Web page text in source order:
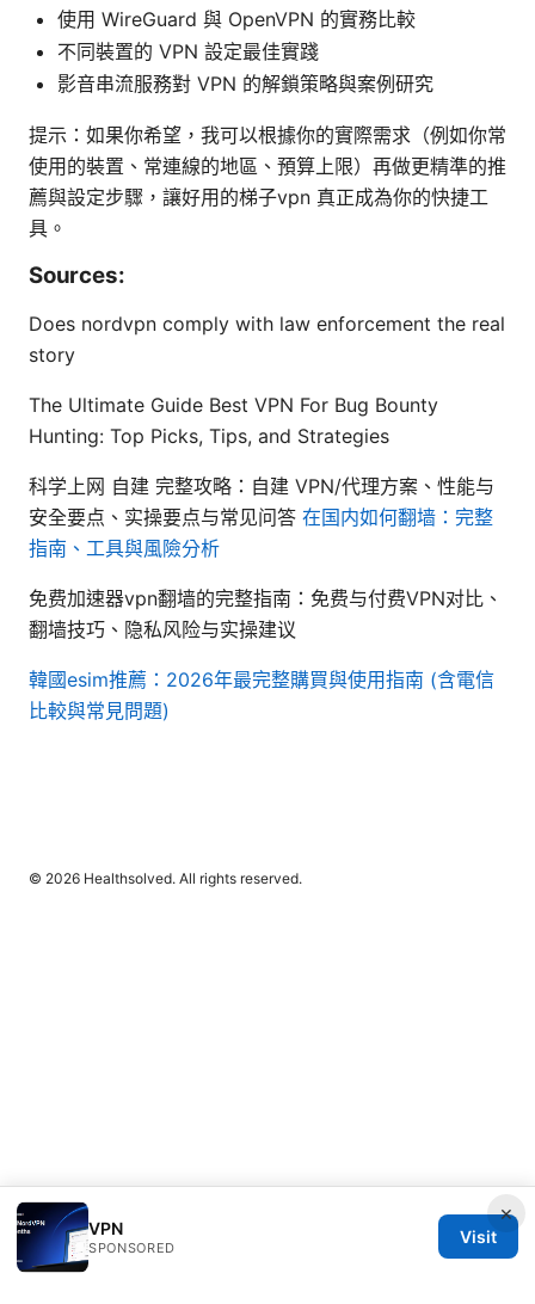
使用 WireGuard 與 OpenVPN 的實務比較
不同裝置的 VPN 設定最佳實踐
影音串流服務對 VPN 的解鎖策略與案例研究
提示：如果你希望，我可以根據你的實際需求（例如你常
使用的裝置、常連線的地區、預算上限）再做更精準的推
薦與設定步驟，讓好用的梯子vpn 真正成為你的快捷工
具。
Sources:
Does nordvpn comply with law enforcement the real
story
The Ultimate Guide Best VPN For Bug Bounty
Hunting: Top Picks, Tips, and Strategies
科学上网 自建 完整攻略：自建 VPN/代理方案、性能与
安全要点、实操要点与常见问答 在国内如何翻墙：完整
指南、工具與風險分析
免费加速器vpn翻墙的完整指南：免费与付费VPN对比、
翻墙技巧、隐私风险与实操建议
韓國esim推薦：2026年最完整購買與使用指南 (含電信
比較與常見問題)
×
VPN
SPONSORED
Visit
© 2026 Healthsolved. All rights reserved.